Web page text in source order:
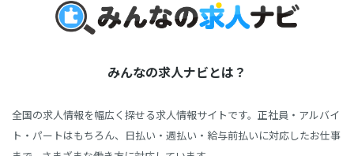
みんなの求人ナビとは？
全国の求人情報を幅広く探せる求人情報サイトです。正社員・アルバイ
ト・パートはもちろん、日払い・週払い・給与前払いに対応したお仕事